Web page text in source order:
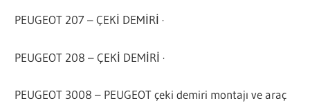
PEUGEOT 207 – ÇEKİ DEMİRİ ·
PEUGEOT 208 – ÇEKİ DEMİRİ ·
PEUGEOT 3008 – PEUGEOT çeki demiri montajı ve araç